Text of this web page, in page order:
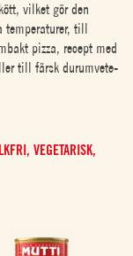
vilket gör den
temperaturer, till
pizza, recept med
till färsk durumvete-
VEGETARISK,